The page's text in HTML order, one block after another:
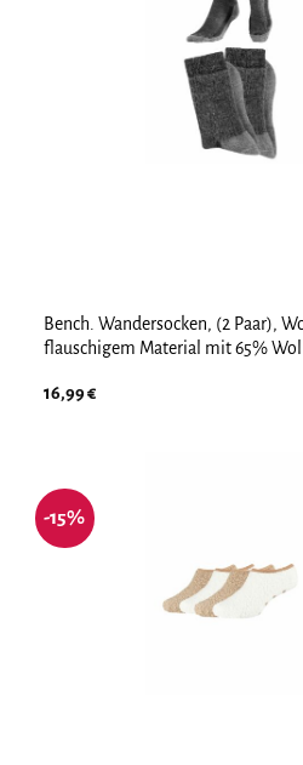
Bench. Wandersocken, (2 Paar),
flauschigem Material mit 65%
16,99€
-15%